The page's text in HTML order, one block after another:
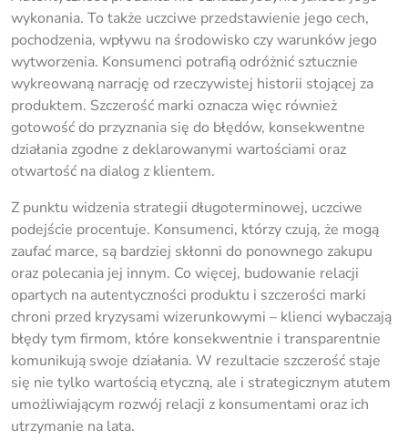
wykonania. To także uczciwe przedstawienie jego cech,
pochodzenia, wpływu na środowisko czy warunków jego
wytworzenia. Konsumenci potrafią odróżnić sztucznie
wykreowaną narrację od rzeczywistej historii stojącej za
produktem. Szczerość marki oznacza więc również
gotowość do przyznania się do błędów, konsekwentne
działania zgodne z deklarowanymi wartościami oraz
otwartość na dialog z klientem.
Z punktu widzenia strategii długoterminowej, uczciwe
podejście procentuje. Konsumenci, którzy czują, że mogą
zaufać marce, są bardziej skłonni do ponownego zakupu
oraz polecania jej innym. Co więcej, budowanie relacji
opartych na autentyczności produktu i szczerości marki
chroni przed kryzysami wizerunkowymi – klienci wybaczają
błędy tym firmom, które konsekwentnie i transparentnie
komunikują swoje działania. W rezultacie szczerość staje
się nie tylko wartością etyczną, ale i strategicznym atutem
umożliwiającym rozwój relacji z konsumentami oraz ich
utrzymanie na lata.